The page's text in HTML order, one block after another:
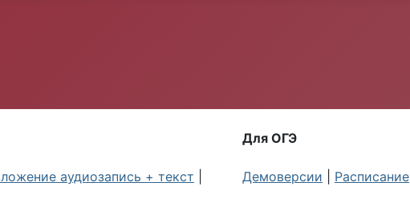
аудиозапись + текст
Для ОГЭ
Демоверсии Расписание